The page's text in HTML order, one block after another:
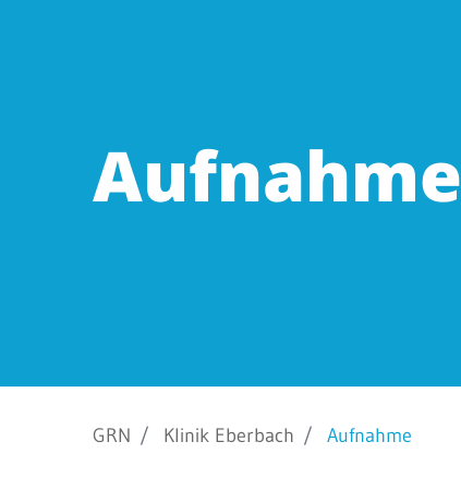
Veranstaltungen
Patientenportal
Schwetzingen
Aufnahme
GRN Klinik Eberbach Aufnahme